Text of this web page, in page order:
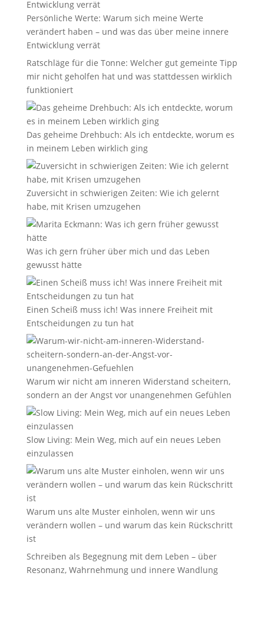
Persönliche Werte: Warum sich meine Werte
verändert haben – und was das über meine innere
Entwicklung verrät
Ratschläge für die Tonne: Welcher gut gemeinte Tipp
mir nicht geholfen hat und was stattdessen wirklich
funktioniert
Das geheime Drehbuch: Als ich entdeckte, worum es
in meinem Leben wirklich ging
Zuversicht in schwierigen Zeiten: Wie ich gelernt
habe, mit Krisen umzugehen
Was ich gern früher über mich und das Leben
gewusst hätte
Einen Scheiß muss ich! Was innere Freiheit mit
Entscheidungen zu tun hat
Warum wir nicht am inneren Widerstand scheitern,
sondern an der Angst vor unangenehmen Gefühlen
Slow Living: Mein Weg, mich auf ein neues Leben
einzulassen
Warum uns alte Muster einholen, wenn wir uns
verändern wollen – und warum das kein Rückschritt
ist
Schreiben als Begegnung mit dem Leben – über
Resonanz, Wahrnehmung und innere Wandlung